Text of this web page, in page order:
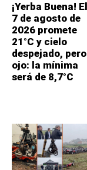
¡Yerba Buena! El
7 de agosto de
2026 promete
21°C y cielo
despejado, pero
ojo: la mínima
será de 8,7°C